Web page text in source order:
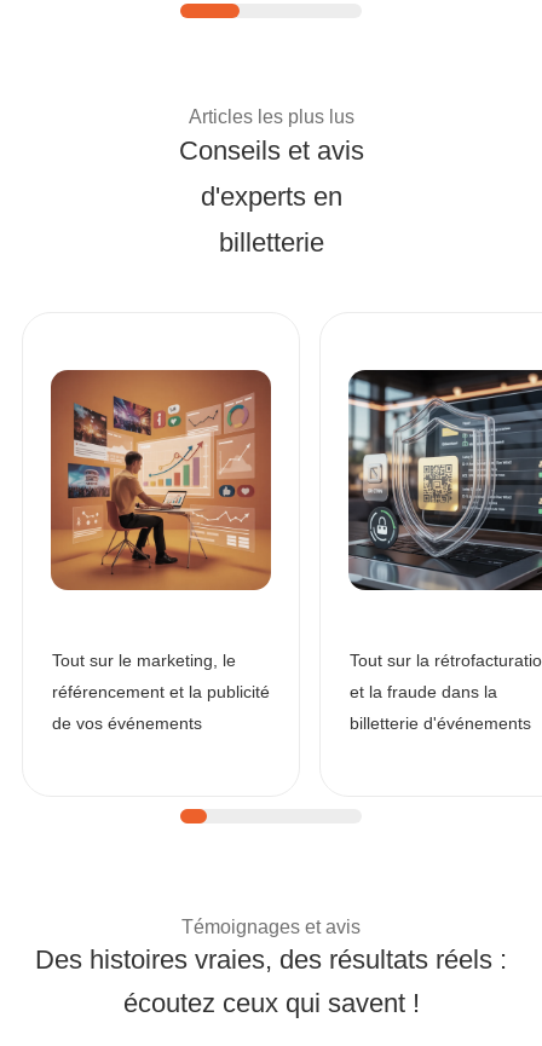
Articles les plus lusConseils d'experts et
Conseils et avis
d'experts en
billetterie
Tout sur le marketing, le
référencement et la publicité
de vos événements
Tout sur la
et la fraude dans la
billetterie d'événements
Témoignages et avis| Témoignages de
Des histoires vraies, des résultats réels :
écoutez ceux qui savent !